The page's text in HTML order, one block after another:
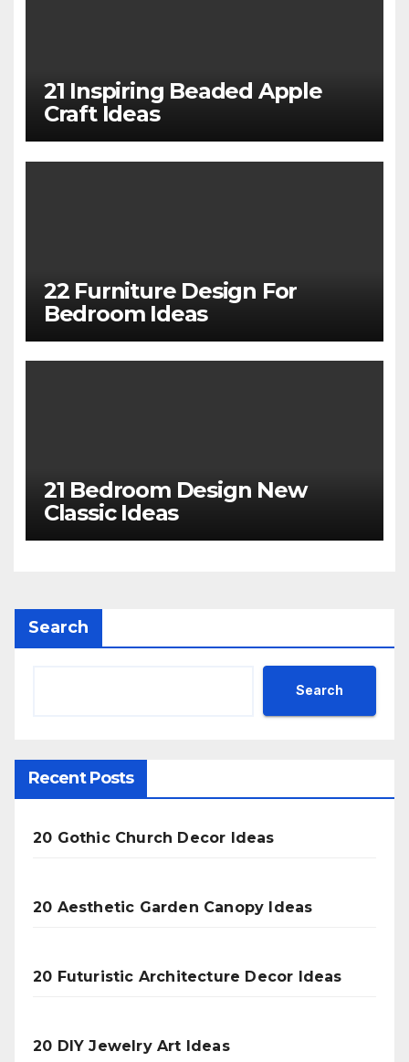
21 Inspiring Beaded Apple
Craft Ideas
22 Furniture Design For
Bedroom Ideas
21 Bedroom Design New
Classic Ideas
Search
Search
Recent Posts
20 Gothic Church Decor Ideas
20 Aesthetic Garden Canopy Ideas
20 Futuristic Architecture Decor Ideas
20 DIY Jewelry Art Ideas